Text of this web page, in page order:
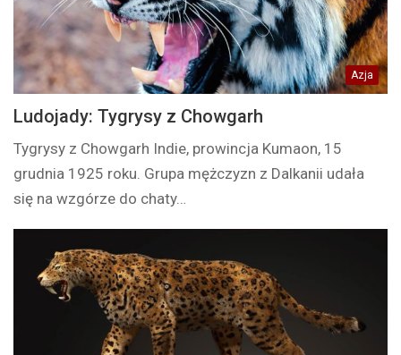
Azja
Ludojady: Tygrysy z Chowgarh
Tygrysy z Chowgarh Indie, prowincja Kumaon, 15
grudnia 1925 roku. Grupa mężczyzn z Dalkanii udała
się na wzgórze do chaty…